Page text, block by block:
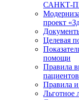
САНКТ-
проект
Целевая
помощи
Правила
Правила и
Льготное